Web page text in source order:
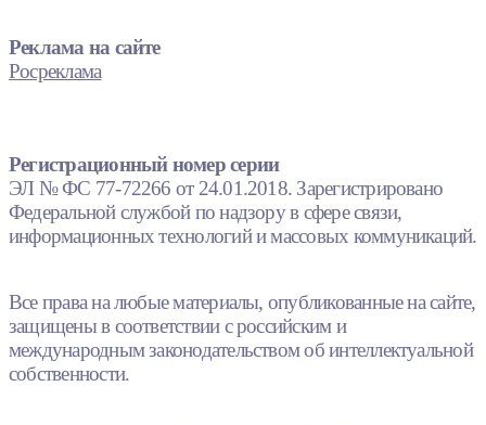
Реклама на сайте
Росреклама
Регистрационный номер серии
ЭЛ № ФС 77-72266 от 24.01.2018. Зарегистрировано
Федеральной службой по надзору в сфере связи,
информационных технологий и массовых коммуникаций.
Все права на любые материалы, опубликованные на сайте,
защищены в соответствии с российским и
международным законодательством об интеллектуальной
собственности.